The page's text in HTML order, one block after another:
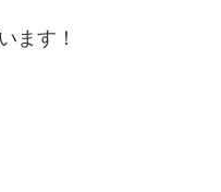
ます！